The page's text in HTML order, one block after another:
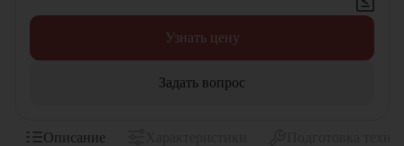
Узнать цену
Задать вопрос
Описание